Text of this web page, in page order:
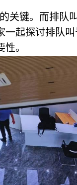
关键。而排队叫
一起探讨排队叫
。